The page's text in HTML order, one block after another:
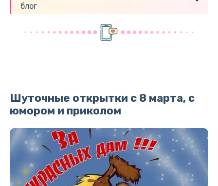
блог
Шуточные открытки с 8 марта, с
юмором и приколом